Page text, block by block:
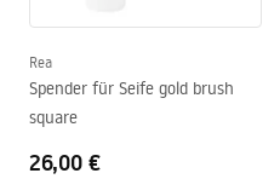
Rea
Spender für Seife gold brush
square
26,00 €